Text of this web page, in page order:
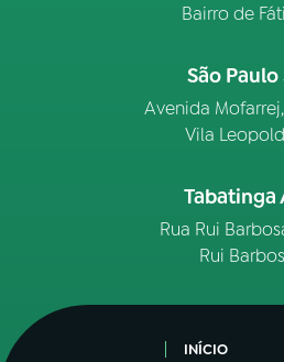
Bairro de
São Paulo
Avenida Mofarrej,
Vila
Tabatinga
Rua Rui
Rui
INÍCIO